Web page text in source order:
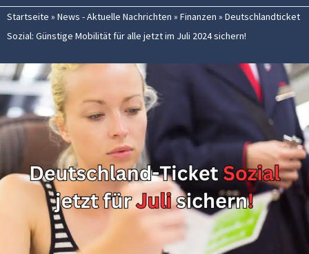
Startseite » News - Aktuelle Nachrichten » Finanzen » Deutschlandticket
Sozial: Günstige Mobilität für alle jetzt im Juli 2024 sichern!